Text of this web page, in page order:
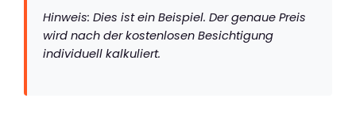
Hinweis: Dies ist ein Beispiel. Der genaue Preis
wird nach der kostenlosen Besichtigung
individuell kalkuliert.